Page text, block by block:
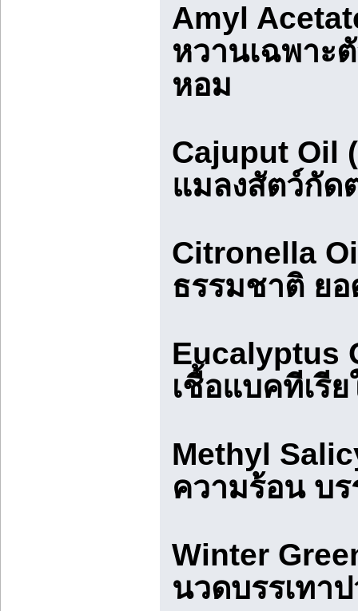
Amyl
หวานเฉพาะ
หอม
Cajuput Oil
แมลงสัตว์กัด
Citronella
ธรรมชาติ ย
Eucalyptus
เชื้อแบคทีเรี
Methyl
ความร้อน บร
Winter
นวดบรรเทา